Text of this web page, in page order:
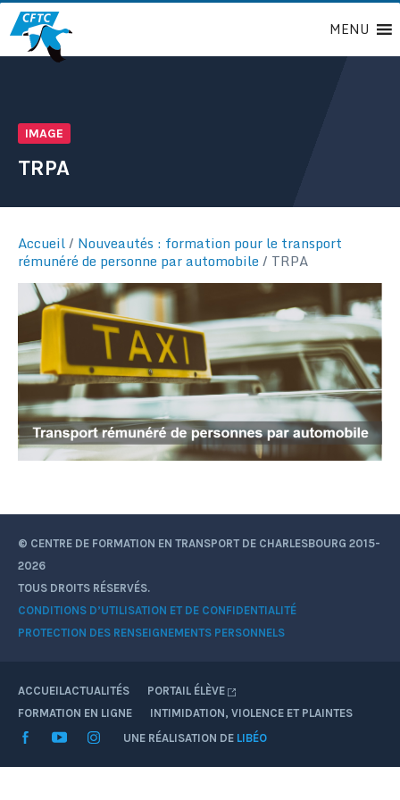
Passer
au
contenu
MENU
IMAGE
TRPA
Accueil/ Nouveautés : formation pour le transport
rémunéré de personne par automobile / TRPA
© CENTRE DE FORMATION EN TRANSPORT DE CHARLESBOURG 2015-
2026
TOUS DROITS RÉSERVÉS.
CONDITIONS D’UTILISATION ET DE CONFIDENTIALITÉ
PROTECTION DES RENSEIGNEMENTS PERSONNELS
ACCUEILACTUALITÉS
PORTAIL ÉLÈVE
FORMATION EN LIGNE
INTIMIDATION, VIOLENCE ET PLAINTES
FacebookYouTubeInstagramUNE RÉALISATION DE LIBÉO